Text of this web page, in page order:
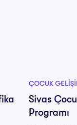
ÇOCUK
Sivas
Programı